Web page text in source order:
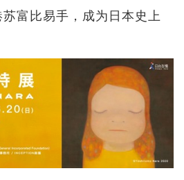
富比易手，成为日本史上